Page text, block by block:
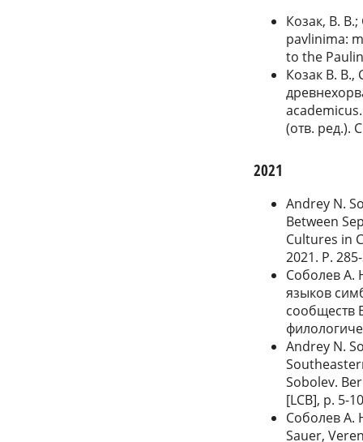
Козак, В.
pavlinima:
to the
Козак В. В.,
(отв. ред.).
2021
Andrey N.
Between
Cultures in
2021. P.
Соболев А.
языков
сообществ
Andrey N.
Sobolev.
[LCB], p. 5-
Соболев А.
Sauer,